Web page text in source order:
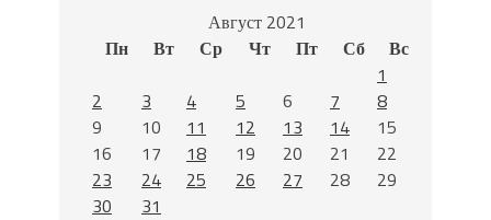
Август 2021
Пн
Вт Ср Чт Пт Сб
Вс
1
2
3 4 5 6 7
8
9
10 11 12 13 14
15
16
17 18 19 20 21
22
23
24 25 26 27 28
29
30
31